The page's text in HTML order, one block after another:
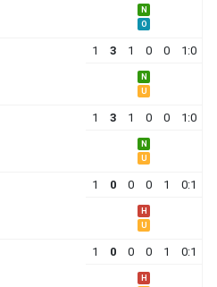
N
O
1 3 1 0 0 1:0
N
U
1 3 1 0 0 1:0
N
U
1 0 0 0 1 0:1
H
U
1 0 0 0 1 0:1
H